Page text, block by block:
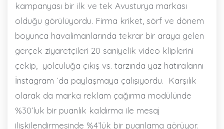
kampanyası bir ilk ve tek Avusturya markası
olduğu görülüyordu. Firma kriket, sörf ve dönem
boyunca havalimanlarında tekrar bir araya gelen
gerçek ziyaretçileri 20 saniyelik video kliplerini
çekip,
yolculuğa çıkış vs. tarzında yaz hatıralarını
İnstagram ‘da paylaşmaya çalışıyordu.
Karşılık
olarak da marka reklam çağırma modülünde
%30’luk bir puanlık kaldırma ile mesaj
ilişkilendirmesinde %4’lük bir puanlama görüyor.